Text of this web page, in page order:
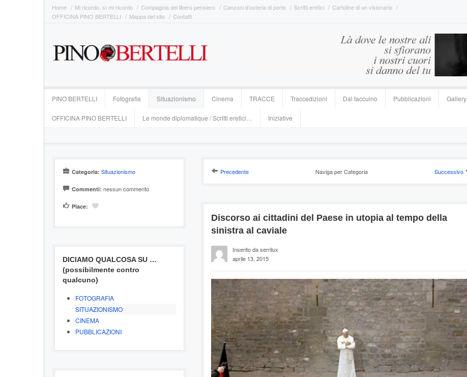
Home Mi ricordo, sì mi ricordo Compagnia del libero pensiero Canzoni d’osteria di porto Scritti eretici
Cartoline di un visionario
OFFICINA PINO BERTELLI
Mappa del sito Contatti
PINO BERTELLI Fotografia Situazionismo Cinema TRACCE Traccedizioni Dal taccuino Pubblicazioni Gallery
OFFICINA PINO BERTELLI Le monde diplomatique / Scritti eretici… Iniziative
Categoria: Situazionismo
Commenti: nessun commento
Piace:
DICIAMO QUALCOSA SU …
(possibilmente contro
qualcuno)
FOTOGRAFIA
SITUAZIONISMO
CINEMA
PUBBLICAZIONI
Precedente Naviga per Categoria Successivo
Discorso ai cittadini del Paese in utopia al tempo della
sinistra al caviale
Inserito da serrilux
aprile 13, 2015